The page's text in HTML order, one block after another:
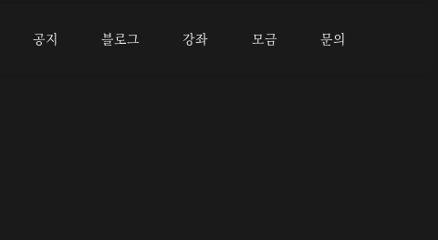
공지 블로그 강좌 모금 문의